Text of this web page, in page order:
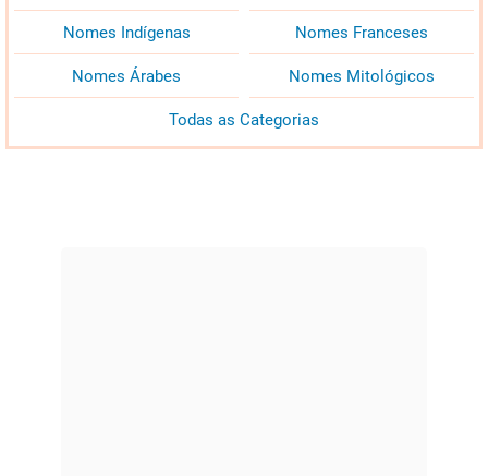
Nomes Indígenas Nomes Franceses
Nomes Árabes Nomes Mitológicos
Todas as Categorias